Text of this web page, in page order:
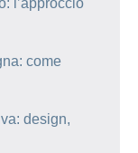
come
design,